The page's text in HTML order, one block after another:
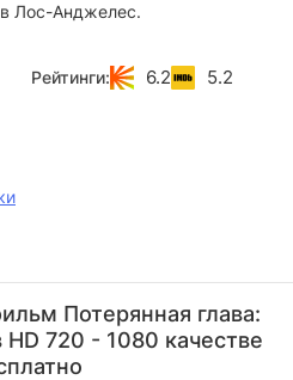
Лос-Анджелес.
Рейтинги: 6.2 5.2
(The Bride, озву...)
Потерянная глава:
720 - 1080 качестве